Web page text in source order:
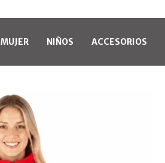
MUJER NIÑOS ACCESORIOS